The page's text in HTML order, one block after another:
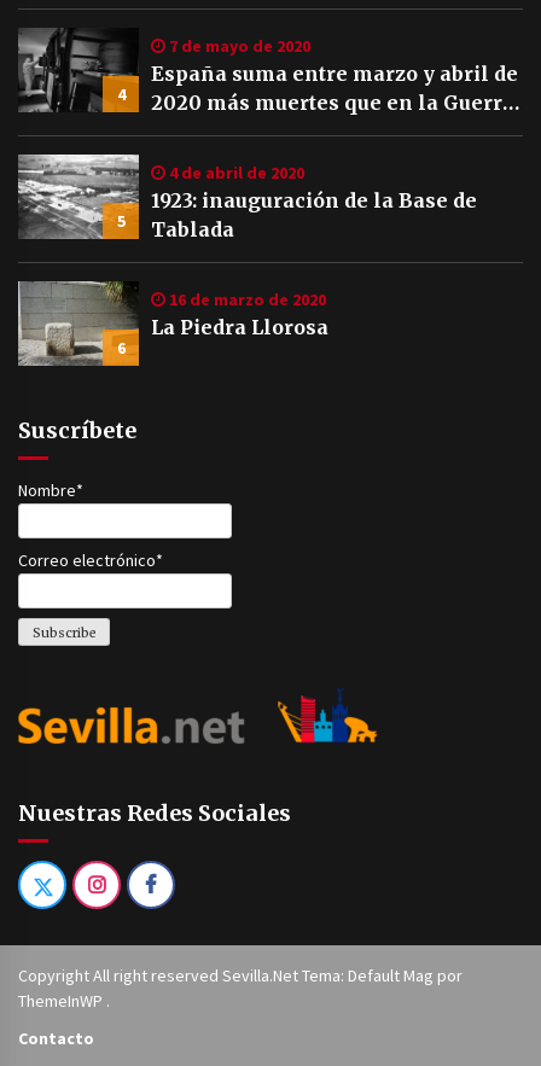
4
7 de mayo de 2020
España suma entre marzo y abril de
2020 más muertes que en la Guerra
Civil
5
4 de abril de 2020
1923: inauguración de la Base de
Tablada
6
16 de marzo de 2020
La Piedra Llorosa
Suscríbete
Nombre*
Correo electrónico*
Nuestras Redes Sociales
Copyright All right reserved Sevilla.Net Tema: Default Mag por
ThemeInWP .
Contacto